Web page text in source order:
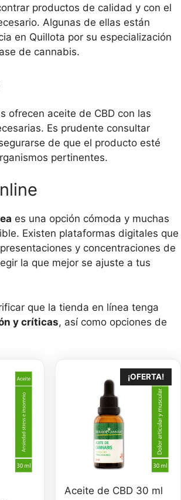
productos de calidad y con el
Algunas de ellas están
en Quillota por su especialización
de cannabis.
ofrecen aceite de CBD con las
Es prudente consultar
de que el producto esté
pertinentes.
es una opción cómoda y muchas
Existen plataformas digitales que
y concentraciones de
la que mejor se ajuste a tus
que la tienda en línea tenga
y críticas, así como opciones de
¡OFERTA!
Aceite de CBD 30 ml